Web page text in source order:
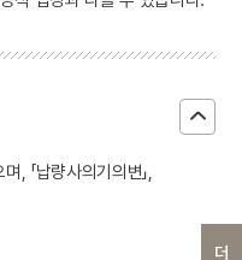
「납량사의기의변」,